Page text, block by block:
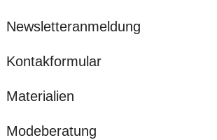
Newsletteranmeldung
Kontakformular
Materialien
Modeberatung